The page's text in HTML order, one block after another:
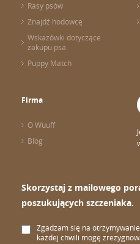
Rasy psów
Znajdź hodowcę
Wskazówki dotyczące
zakupu psa
Puppy Match
Firma
O Wuuff
Blog
Skorzystaj z mailowego
poszukujących szczeniaka.
Zgadzam się na
każdej chwili mogę